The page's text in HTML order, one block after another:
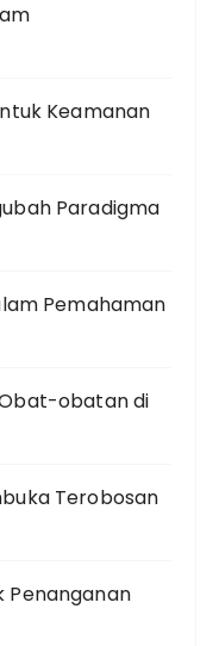
Keamanan
Paradigma
Pemahaman
obatan di
Terobosan